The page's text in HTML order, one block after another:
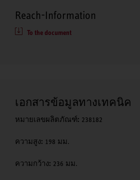
Reach-Information
To the document
เอกสารข้อมูลทางเทคนิค
หมายเลขผลิตภัณฑ์: 238182
ความสูง: 198 มม.
ความกว้าง: 236 มม.